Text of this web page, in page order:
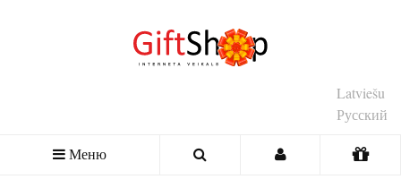
Latviešu
Русский
Меню